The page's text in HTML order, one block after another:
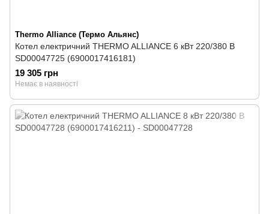
Thermo Alliance (Термо Альянс)
Котел електричний THERMO ALLIANCE 6 кВт 220/380 В
SD00047725 (6900017416181)
19 305 грн
Немає в наявності